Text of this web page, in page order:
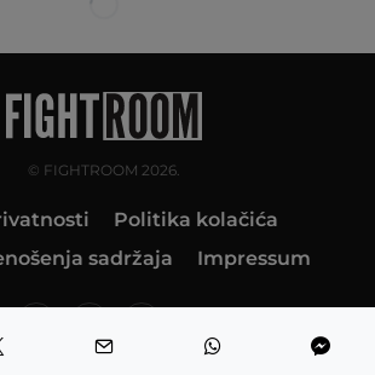
© FIGHTROOM 2026.
Politika kolačića
sadržaja
Impressum